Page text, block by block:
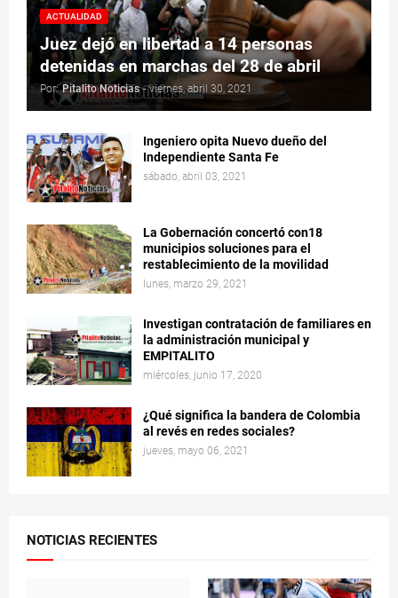
ACTUALIDAD
Juez dejó en libertad a 14 personas
detenidas en marchas del 28 de abril
Por: Pitalito Noticias - viernes, abril 30, 2021
Ingeniero opita Nuevo dueño del
Independiente Santa Fe
sábado, abril 03, 2021
La Gobernación concertó con18
municipios soluciones para el
restablecimiento de la movilidad
lunes, marzo 29, 2021
Investigan contratación de familiares en
la administración municipal y
EMPITALITO
miércoles, junio 17, 2020
¿Qué significa la bandera de Colombia
al revés en redes sociales?
jueves, mayo 06, 2021
NOTICIAS RECIENTES